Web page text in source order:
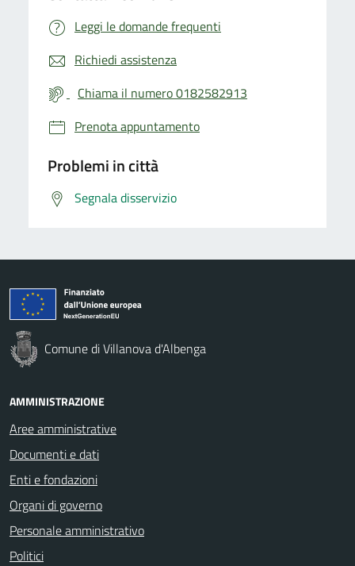
Leggi le domande frequenti
Richiedi assistenza
Chiama il numero 0182582913
Prenota appuntamento
Problemi in città
Segnala disservizio
Comune di Villanova d'Albenga
AMMINISTRAZIONE
Aree amministrative
Documenti e dati
Enti e fondazioni
Organi di governo
Personale amministrativo
Politici